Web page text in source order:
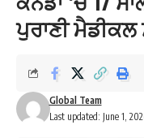
ਪੁਰਾਣੀ
Last updated: June 1,
Global Team